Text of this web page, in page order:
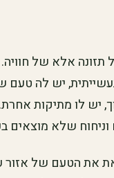
תזונה אלא של
יש לה טעם
יש לו מתיקות
שלא מוצאים
את הטעם של אזור